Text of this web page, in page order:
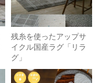
残糸を使ったアップサ
イクル国産ラグ「リラ
グ」